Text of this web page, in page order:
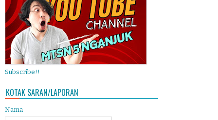
Subscribe!!
KOTAK SARAN/LAPORAN
Nama